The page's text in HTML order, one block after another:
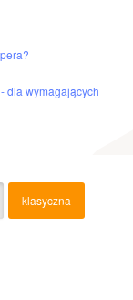
dla wymagających
klasyczna